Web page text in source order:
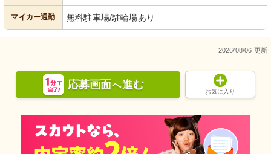
マイカー通勤 無料駐車場/駐輪場あり
2026/08/06 更新
応募画面へ進む
お気に入り